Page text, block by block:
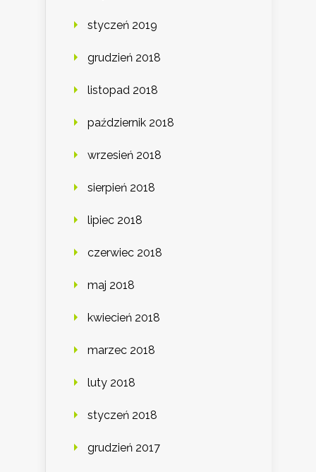
styczeń 2019
grudzień 2018
listopad 2018
październik 2018
wrzesień 2018
sierpień 2018
lipiec 2018
czerwiec 2018
maj 2018
kwiecień 2018
marzec 2018
luty 2018
styczeń 2018
grudzień 2017